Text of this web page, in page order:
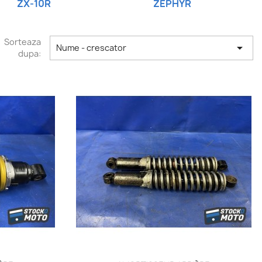
ZX-10R ZÉPHYR
Sorteaza
dupa:
Nume - crescator 